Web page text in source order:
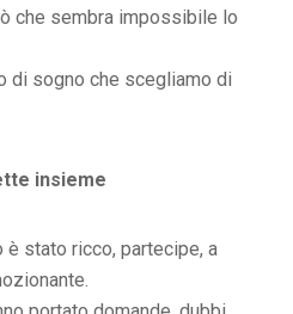
che sembra impossibile lo
di sogno che scegliamo di
insieme
è stato ricco, partecipe, a